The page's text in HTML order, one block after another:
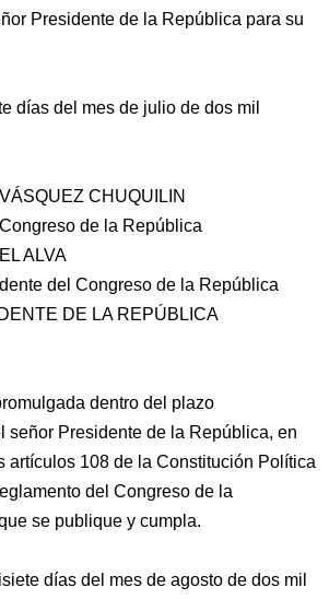
Presidente de la República para su
días del mes de julio de dos mil
CHUQUILIN
de la República
ALVA
del Congreso de la República
DE LA REPÚBLICA
dentro del plazo
señor Presidente de la República, en
artículos 108 de la Constitución Política
del Congreso de la
se publique y cumpla.
días del mes de agosto de dos mil